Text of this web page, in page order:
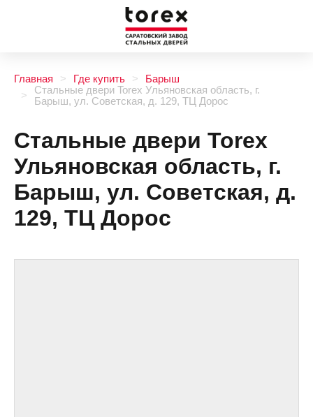
Главная Где купить
Барыш
Стальные двери Torex Ульяновская область, г.
Барыш, ул. Советская, д. 129, ТЦ Дорос
Стальные двери Torex
Ульяновская область, г.
Барыш, ул. Советская, д.
129, ТЦ Дорос